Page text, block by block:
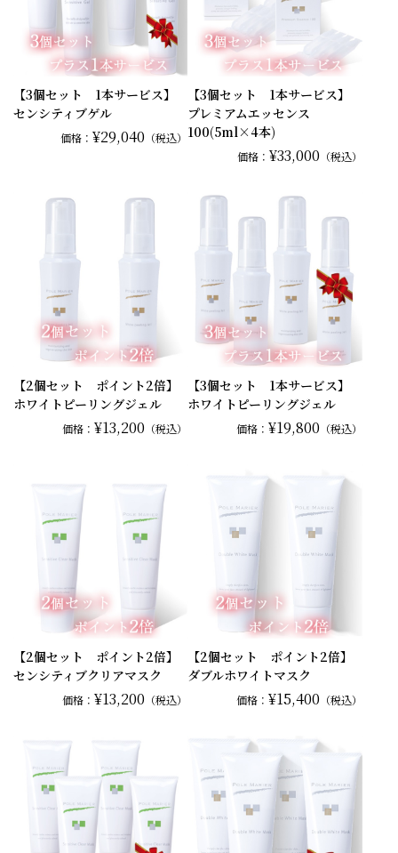
【3個セット 1本サービス】
センシティブゲル
価格：¥29,040 （税込）
【3個セット 1本サービス】
プレミアムエッセンス
100(5ml×4本)
価格： ¥33,000 （税込）
【2個セット ポイント2倍】
ホワイトピーリングジェル
価格：¥13,200 （税込）
【3個セット 1本サービス】
ホワイトピーリングジェル
価格： ¥19,800 （税込）
【2個セット ポイント2倍】
センシティブクリアマスク
価格：¥13,200 （税込）
【2個セット ポイント2倍】
ダブルホワイトマスク
価格： ¥15,400 （税込）